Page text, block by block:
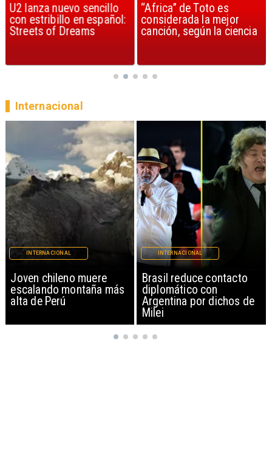
U2 lanza nuevo sencillo
con estribillo en español:
Streets of Dreams
“Africa” de Toto es
considerada la mejor
canción, según la ciencia
Brasil reduce contacto
diplomático con
Argentina por dichos de
INTERNACIONAL
China restringe
exportación de drones a
EEUU y sanciona
empresas
INTERNACIONAL
Internacional